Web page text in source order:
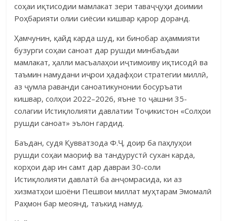
соҳаи иқтисодии мамлакат зери таваҷҷуҳи доимии
Роҳбарияти олии сиёсии кишвар қарор доранд.
Ҳамчунин, қайд карда шуд, ки бинобар аҳаммияти
бузурги соҳаи саноат дар рушди минбаъдаи
мамлакат, ҳалли масъалаҳои иҷтимоиву иқтисодӣ ва
таъмин намудани иҷрои ҳадафҳои стратегии миллӣ,
аз ҷумла раванди саноатикунонии босуръати
кишвар, солҳои 2022–2026, яъне то ҷашни 35-
солагии Истиқлолияти давлатии Тоҷикистон «Солҳои
рушди саноат» эълон гардид.
Баъдан, судя Қувватзода Ф.Ҷ. доир ба паҳлуҳои
рушди соҳаи маориф ва тандурустӣ сухан карда,
корҳои дар ин самт дар давраи 30-соли
Истиқлолияти давлатӣ ба анҷомрасида, ки аз
хизматҳои шоёни Пешвои миллат муҳтарам Эмо­малӣ
Раҳ­мон бар меоянд, таъкид намуд.